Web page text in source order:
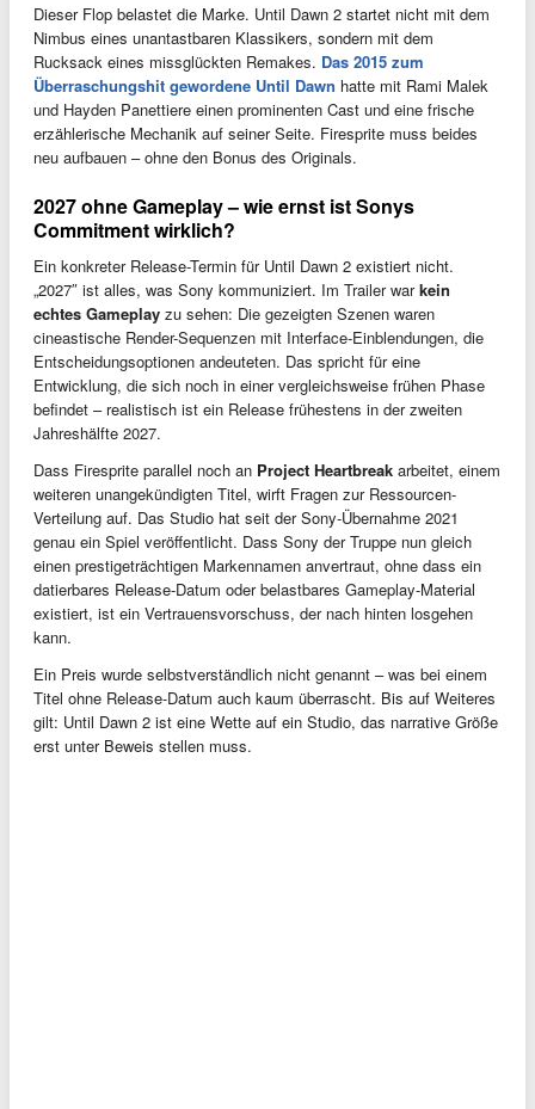
Dieser Flop belastet die Marke. Until Dawn 2 startet nicht mit dem
Nimbus eines unantastbaren Klassikers, sondern mit dem
Rucksack eines missglückten Remakes. Das 2015 zum
Überraschungshit gewordene Until Dawn hatte mit Rami Malek
und Hayden Panettiere einen prominenten Cast und eine frische
erzählerische Mechanik auf seiner Seite. Firesprite muss beides
neu aufbauen – ohne den Bonus des Originals.
2027 ohne Gameplay – wie ernst ist Sonys
Commitment wirklich?
Ein konkreter Release-Termin für Until Dawn 2 existiert nicht.
„2027″ ist alles, was Sony kommuniziert. Im Trailer warkein
echtes Gameplay zu sehen: Die gezeigten Szenen waren
cineastische Render-Sequenzen mit Interface-Einblendungen, die
Entscheidungsoptionen andeuteten. Das spricht für eine
Entwicklung, die sich noch in einer vergleichsweise frühen Phase
befindet – realistisch ist ein Release frühestens in der zweiten
Jahreshälfte 2027.
Dass Firesprite parallel noch an Project Heartbreak arbeitet, einem
weiteren unangekündigten Titel, wirft Fragen zur Ressourcen-
Verteilung auf. Das Studio hat seit der Sony-Übernahme 2021
genau ein Spiel veröffentlicht. Dass Sony der Truppe nun gleich
einen prestigeträchtigen Markennamen anvertraut, ohne dass ein
datierbares Release-Datum oder belastbares Gameplay-Material
existiert, ist ein Vertrauensvorschuss, der nach hinten losgehen
kann.
Ein Preis wurde selbstverständlich nicht genannt – was bei einem
Titel ohne Release-Datum auch kaum überrascht. Bis auf Weiteres
gilt: Until Dawn 2 ist eine Wette auf ein Studio, das narrative Größe
erst unter Beweis stellen muss.